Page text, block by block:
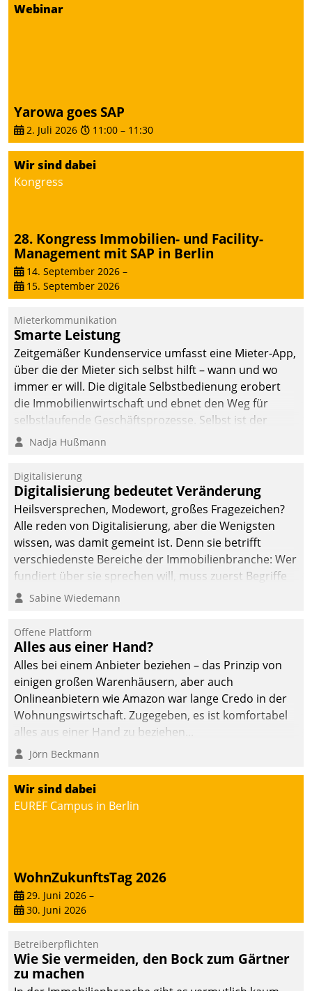
Webinar
Yarowa goes SAP
2. Juli 2026 11:00 – 11:30
Wir sind dabei
Kongress
28. Kongress Immobilien- und Facility-
Management mit SAP in Berlin
14. September 2026 –
15. September 2026
Mieterkommunikation
Smarte Leistung
Zeitgemäßer Kundenservice umfasst eine Mieter-App,
über die der Mieter sich selbst hilft – wann und wo
immer er will. Die digitale Selbstbedienung erobert
die Immobilienwirtschaft und ebnet den Weg für
selbstlaufende Geschäftsprozesse. Selbst ist der
Kunde und smart der Serviceanbieter.
Nadja Hußmann
Digitalisierung
Digitalisierung bedeutet Veränderung
Heilsversprechen, Modewort, großes Fragezeichen?
Alle reden von Digitalisierung, aber die Wenigsten
wissen, was damit gemeint ist. Denn sie betrifft
verschiedenste Bereiche der Immobilienbranche: Wer
fundiert über sie sprechen will, muss zuerst Begriffe
klären. Ein Aspekt ist die betriebliche Optimierung:
Einsparungen durch optimierte und automatisierte
Prozesse. Doch man darf nicht zu viel erwarten: Allein
mit der Einführung einer neuen Software ist es nicht
getan. Die Digitalisierung erfordert von Unternehmen
die Bereitschaft, sich zu überprüfen, zu hinterfragen
und zu verändern.
Sabine Wiedemann
Offene Plattform
Alles aus einer Hand?
Alles bei einem Anbieter beziehen – das Prinzip von
einigen großen Warenhäusern, aber auch
Onlineanbietern wie Amazon war lange Credo in der
Wohnungswirtschaft. Zugegeben, es ist komfortabel
alles aus einer Hand zu beziehen...
Jörn Beckmann
Wir sind dabei
EUREF Campus in Berlin
WohnZukunftsTag 2026
29. Juni 2026 –
30. Juni 2026
Betreiberpflichten
Wie Sie vermeiden, den Bock zum Gärtner
zu machen